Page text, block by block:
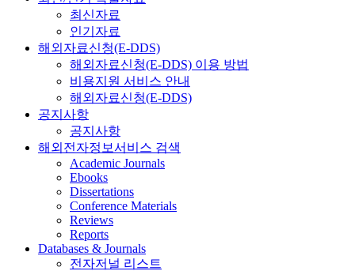
최신자료
인기자료
해외자료신청(E-DDS)
해외자료신청(E-DDS) 이용 방법
비용지원 서비스 안내
해외자료신청(E-DDS)
공지사항
공지사항
해외전자정보서비스 검색
Academic Journals
Ebooks
Dissertations
Conference Materials
Reviews
Reports
Databases & Journals
전자저널 리스트